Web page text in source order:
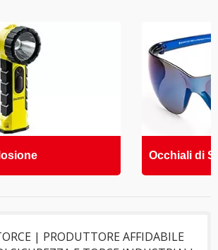
Occhiali di
| PRODUTTORE AFFIDABILE